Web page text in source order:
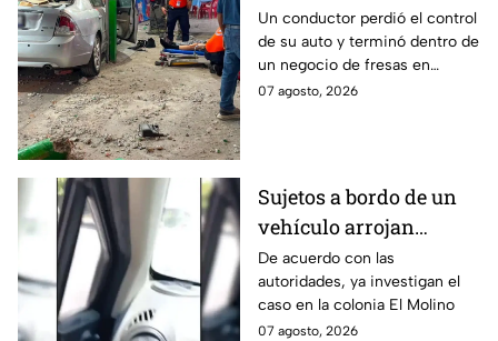
de fresas durante la
noche; esto sabemos
Un conductor perdió el control
de su auto y terminó dentro de
un negocio de fresas en
Carrizalito, Irapuato
07 agosto, 2026
Sujetos a bordo de un
vehículo arrojan
objetos peatones y
ciclistas en este punto
en León
De acuerdo con las
autoridades, ya investigan el
caso en la colonia El Molino
07 agosto, 2026